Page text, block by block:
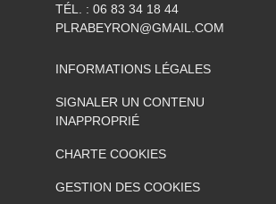
TÉL. : 06 83 34 18 44
PLRABEYRON@GMAIL.COM
INFORMATIONS LÉGALES
SIGNALER UN CONTENU
INAPPROPRIÉ
CHARTE COOKIES
GESTION DES COOKIES